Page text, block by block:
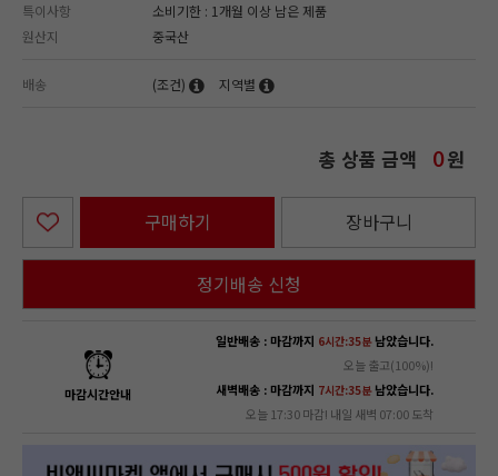
특이사항
소비기한 : 1개월 이상 남은 제품
원산지
중국산
배송 (조건) 지역별
총 상품 금액 0원
구매하기 장바구니
정기배송 신청
마감시간안내
일반배송 : 마감까지 6시간:35분남았습니다.
오늘 출고(100%)!
새벽배송 : 마감까지 7시간:35분남았습니다.
오늘 17:30 마감! 내일 새벽 07:00 도착